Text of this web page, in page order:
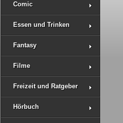
Comic
Essen und Trinken
Fantasy
Filme
Freizeit und Ratgeber
Hörbuch